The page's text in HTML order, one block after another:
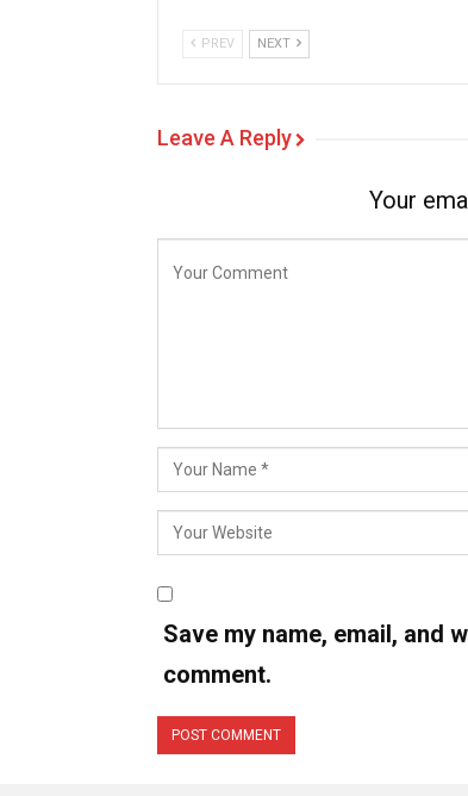
PREV NEXT
Leave A Reply
Your
Save my name, email, and
comment.